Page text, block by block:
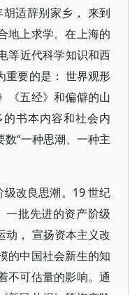
适辞别家乡， 来到
地上求学。在上海的
等近代科学知识和西
重要的是： 世界观形
《五经》和偏僻的山
书本内容和社会内
“一种思潮、一种主
级改良思潮。19 世纪
一批先进的资产阶级
动， 宣扬资本主义改
的中国社会新生的知
不可估量的影响。通